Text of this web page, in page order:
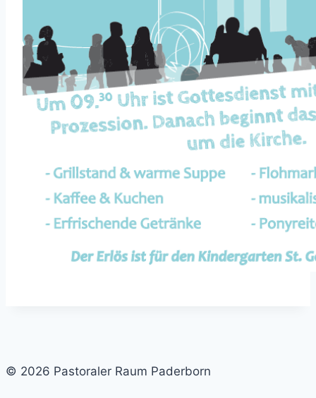
© 2026 Pastoraler Raum Paderborn